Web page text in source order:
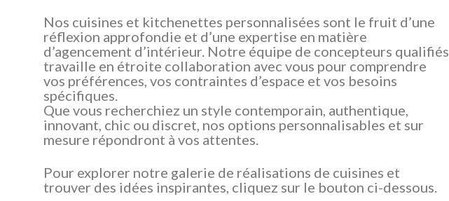
Nos cuisines et kitchenettes personnalisées sont le fruit d’une
réflexion approfondie et d’une expertise en matière
d’agencement d’intérieur. Notre équipe de concepteurs qualifiés
travaille en étroite collaboration avec vous pour comprendre
vos préférences, vos contraintes d’espace et vos besoins
spécifiques.
Que vous recherchiez un style contemporain, authentique,
innovant, chic ou discret, nos options personnalisables et sur
mesure répondront à vos attentes.
Pour explorer notre galerie de réalisations de cuisines et
trouver des idées inspirantes, cliquez sur le bouton ci-dessous.